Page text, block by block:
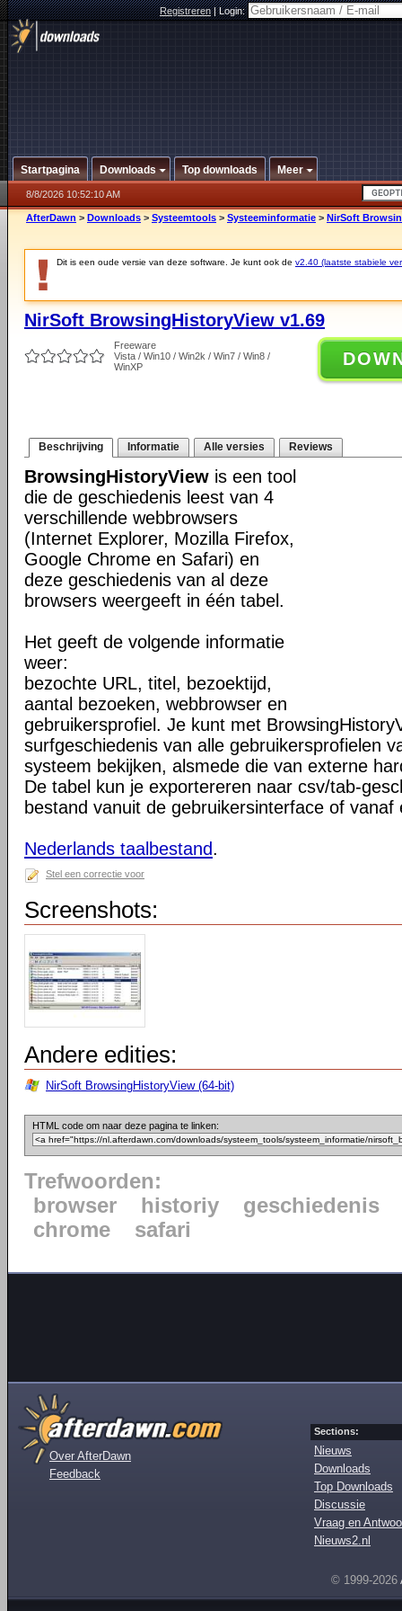
Registreren|Login:
Startpagina Downloads Top downloads Meer
8/8/2026 10:52:10 AM
AfterDawn > Downloads > Systeemtools > Systeeminformatie > NirSoft
Dit is een oude versie van deze software. Je kunt ook de v2.40 (laatste stabiele
NirSoft BrowsingHistoryView v1.69
Freeware
Vista / Win10 / Win2k / Win7 / Win8 /
WinXP
Beschrijving Informatie Alle versies Reviews
BrowsingHistoryView is een tool
die de geschiedenis leest van 4
verschillende webbrowsers
(Internet Explorer, Mozilla Firefox,
Google Chrome en Safari) en
deze geschiedenis van al deze
browsers weergeeft in één tabel.
Het geeft de volgende informatie
weer:
bezochte URL, titel, bezoektijd,
aantal bezoeken, webbrowser en
gebruikersprofiel. Je kunt met
surfgeschiedenis van alle gebruikersprofielen
systeem bekijken, alsmede die van externe
De tabel kun je exportereren naar csv/tab-
bestand vanuit de gebruikersinterface of
Nederlands taalbestand.
Stel een correctie voor
Screenshots:
Andere edities:
NirSoft BrowsingHistoryView (64-bit)
HTML code om naar deze pagina te linken:
Trefwoorden:
browser
historiy
geschiedenis
chrome
safari
Over AfterDawn
Feedback
Sections:
Nieuws
Downloads
Top Downloads
Discussie
Vraag en
Nieuws2.nl
© 1999-2026